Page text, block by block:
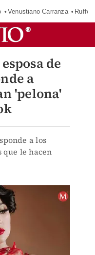
Venustiano Carranza Ruffo
de
a
'pelona'
a los
que le hacen